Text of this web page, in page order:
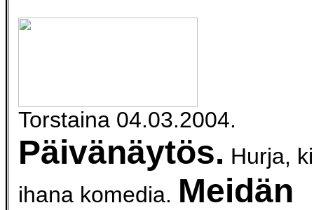
Torstaina 04.03.2004.
Päivänäytös. Hurja,
ihana komedia. Meidän